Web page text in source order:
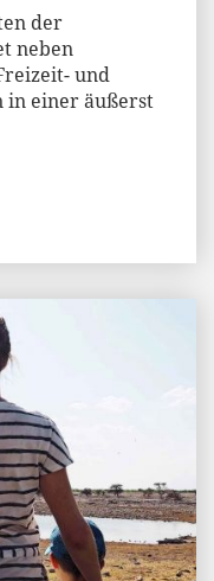
der
neben
und
in einer äußerst